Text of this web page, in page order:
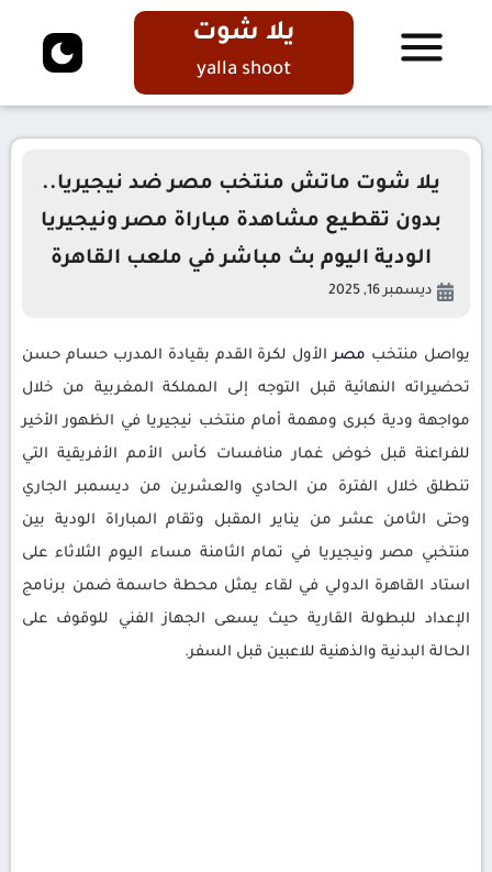
يلا شوت
yalla shoot
يلا شوت ماتش منتخب مصر ضد نيجيريا..
بدون تقطيع مشاهدة مباراة مصر ونيجيريا
الودية اليوم بث مباشر في ملعب القاهرة
ديسمبر 16, 2025
يواصل منتخب مصرالأول لكرة القدم بقيادة المدرب حسام حسن
تحضيراته النهائية قبل التوجه إلى المملكة المغربية من خلال
مواجهة ودية كبرى ومهمة أمام منتخب نيجيريا في الظهور الأخير
للفراعنة قبل خوض غمار منافسات كأس الأمم الأفريقية التي
تنطلق خلال الفترة من الحادي والعشرين من ديسمبر الجاري
وحتى الثامن عشر من يناير المقبل وتقام المباراة الودية بين
منتخبي مصر ونيجيريا في تمام الثامنة مساء اليوم الثلاثاء على
استاد القاهرة الدولي في لقاء يمثل محطة حاسمة ضمن برنامج
الإعداد للبطولة القارية حيث يسعى الجهاز الفني للوقوف على
الحالة البدنية والذهنية للاعبين قبل السفر.